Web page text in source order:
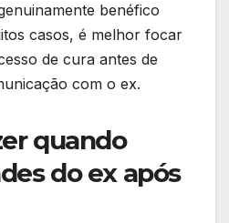
benéfico
casos, é melhor focar
de cura antes de
com o ex.
quando
do ex após